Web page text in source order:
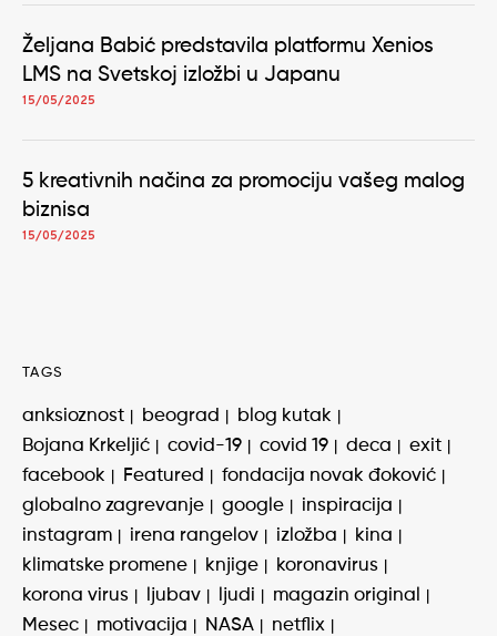
Željana Babić predstavila platformu Xenios
LMS na Svetskoj izložbi u Japanu
15/05/2025
5 kreativnih načina za promociju vašeg malog
biznisa
15/05/2025
TAGS
anksioznost beograd
blog kutak
Bojana Krkeljić
covid-19 covid 19 deca
exit
facebook
Featured
fondacija novak đoković
globalno zagrevanje
google
inspiracija
instagram
irena rangelov izložba
kina
klimatske promene
knjige
koronavirus
korona virus
ljubav ljudi
magazin original
Mesec
motivacija NASA
netflix